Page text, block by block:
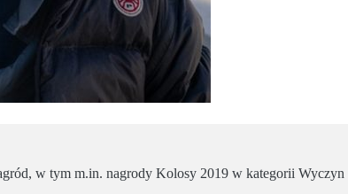
w tym m.in. nagrody Kolosy 2019 w kategorii